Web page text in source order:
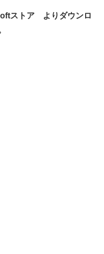
ストア よりダウンロ